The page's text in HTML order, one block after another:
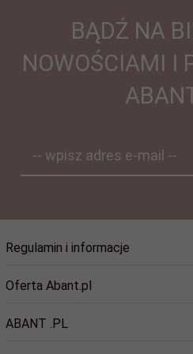
BĄDŹ NA
NOWOŚCIAMI I
-- wpisz adres e-mail --
Regulamin i informacje
Oferta Abant.pl
ABANT .PL